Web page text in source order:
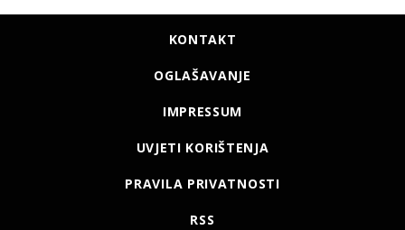
KONTAKT
OGLAŠAVANJE
IMPRESSUM
UVJETI KORIŠTENJA
PRAVILA PRIVATNOSTI
RSS